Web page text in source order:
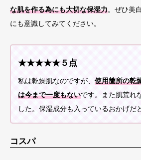
な肌を作る為にも大切な保湿力。ぜひ美
にも意識してみてください。
★★★★★５点
私は乾燥肌なのですが、 使用箇所の乾
は今まで一度もないです。また肌荒れ
した。保湿成分も入っているおかげだ
コスパ